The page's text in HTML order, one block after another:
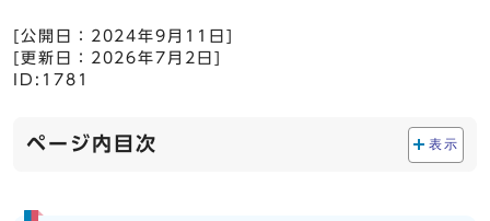
[公開日： 2024年9月11日
[更新日： 2026年7月2日
ID:1781
ページ内目次 表示